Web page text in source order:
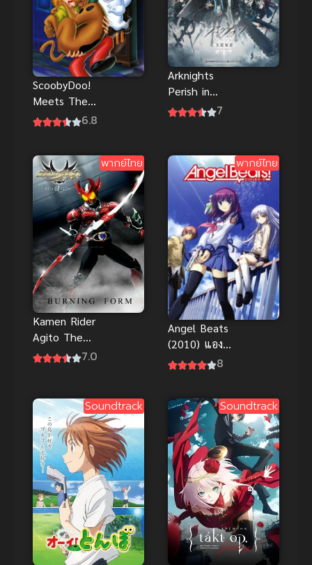
ScoobyDoo!
Meets The
Boo Brothers
พากย์ไทย
6.8
Arknights
Perish in
Frost สงคราม
7
พากย์ไทย
Kamen Rider
Agito The
Movie
พากย์ไทย
7.0
พากย์ไทย
Angel Beats
(2010) แองเจิ
ลบีทส์! แผน
8
Soundtrack Soundtrack